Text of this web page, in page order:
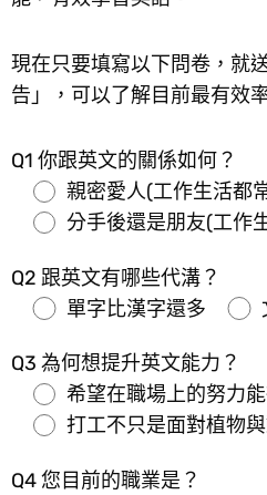
現在只要填寫以下問卷，就
告」，可以了解目前最有效
Q1 你跟英文的關係如何？
親密愛人(工作生活都
分手後還是朋友(工作
Q2 跟英文有哪些代溝？
單字比漢字還多
Q3 為何想提升英文能力？
希望在職場上的努力
打工不只是面對植物
Q4 您目前的職業是？